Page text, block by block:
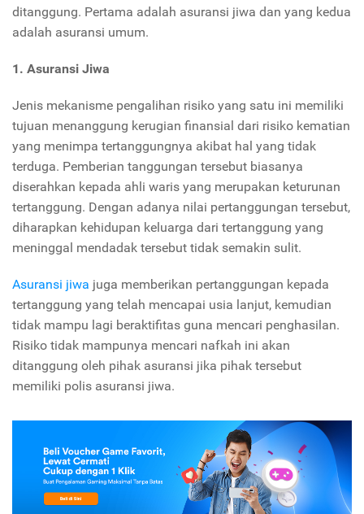
ditanggung. Pertama adalah asuransi jiwa dan yang kedua
adalah asuransi umum.
1. Asuransi Jiwa
Jenis mekanisme pengalihan risiko yang satu ini memiliki
tujuan menanggung kerugian finansial dari risiko kematian
yang menimpa tertanggungnya akibat hal yang tidak
terduga. Pemberian tanggungan tersebut biasanya
diserahkan kepada ahli waris yang merupakan keturunan
tertanggung. Dengan adanya nilai pertanggungan tersebut,
diharapkan kehidupan keluarga dari tertanggung yang
meninggal mendadak tersebut tidak semakin sulit.
Asuransi jiwa juga memberikan pertanggungan kepada
tertanggung yang telah mencapai usia lanjut, kemudian
tidak mampu lagi beraktifitas guna mencari penghasilan.
Risiko tidak mampunya mencari nafkah ini akan
ditanggung oleh pihak asuransi jika pihak tersebut
memiliki polis asuransi jiwa.